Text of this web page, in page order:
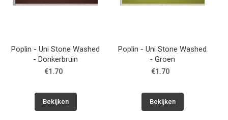
Poplin - Uni Stone Washed
- Donkerbruin
€1.70
Bekijken
Poplin - Uni Stone Washed
- Groen
€1.70
Bekijken